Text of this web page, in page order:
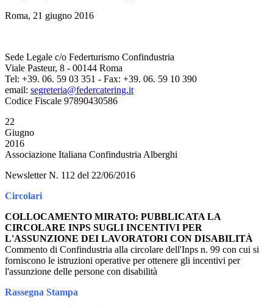
Roma, 21 giugno 2016
Sede Legale c/o Federturismo Confindustria
Viale Pasteur, 8 - 00144 Roma
Tel: +39. 06. 59 03 351 - Fax: +39. 06. 59 10 390
email: segreteria@federcatering.it
Codice Fiscale 97890430586
22
Giugno
2016
Associazione Italiana Confindustria Alberghi
Newsletter N. 112 del 22/06/2016
Circolari
COLLOCAMENTO MIRATO: PUBBLICATA LA
CIRCOLARE INPS SUGLI INCENTIVI PER
L'ASSUNZIONE DEI LAVORATORI CON DISABILITÀ
Commento di Confindustria alla circolare dell'Inps n. 99 con cui si
forniscono le istruzioni operative per ottenere gli incentivi per
l'assunzione delle persone con disabilità
Rassegna Stampa